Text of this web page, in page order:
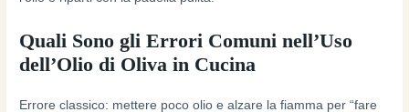
Quali Sono gli Errori Comuni nell’Uso
dell’Olio di Oliva in Cucina
Errore classico: mettere poco olio e alzare la fiamma per “fare